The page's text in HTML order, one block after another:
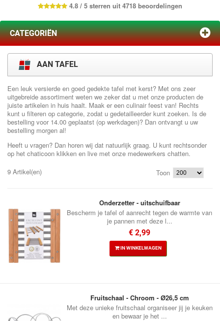
4.8 / 5 sterren uit 4718 beoordelingen
CATEGORIËN
AAN TAFEL
Een leuk versierde en goed gedekte tafel met kerst? Met ons zeer
uitgebreide assortiment weten we zeker dat u met onze producten de
juiste artikelen in huis haalt. Maak er een culinair feest van! Rechts
kunt u filteren op categorie, zodat u gedetailleerder kunt zoeken. Is de
bestelling voor 14.00 geplaatst (op werkdagen)? Dan ontvangt u uw
bestelling morgen al!
Heeft u vragen? Dan horen wij dat natuurlijk graag. U kunt rechtsonder
op het chaticoon klikken en live met onze medewerkers chatten.
9 Artikel(en)
Toon
Onderzetter - uitschuifbaar
Bescherm je tafel of aanrecht tegen de warmte van
je pannen met deze l...
€ 2,99
IN WINKELWAGEN
Fruitschaal - Chroom - Ø26,5 cm
Met deze unieke fruitschaal organiseer jij je keuken
en bewaar je het ...